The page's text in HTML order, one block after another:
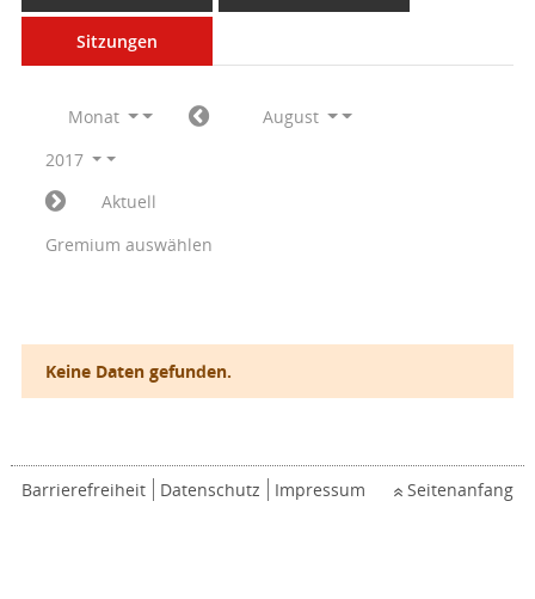
Sitzungen
Monat
August
2017
Aktuell
Gremium auswählen
Keine Daten gefunden.
Barrierefreiheit Datenschutz Impressum Seitenanfang